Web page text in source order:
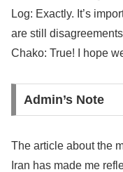
Log: Exactly. It’s
are still
Chako: True! I hope
Admin’s Note
The article about the
Iran has made me